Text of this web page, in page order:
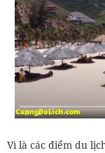
Vì là các điểm du